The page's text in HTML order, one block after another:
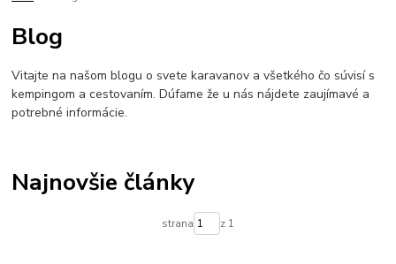
napajaniekarvanu
Blog
Vitajte na našom blogu o svete karavanov a všetkého čo súvisí s
kempingom a cestovaním. Dúfame že u nás nájdete zaujímavé a
potrebné informácie.
Najnovšie články
strana z 1